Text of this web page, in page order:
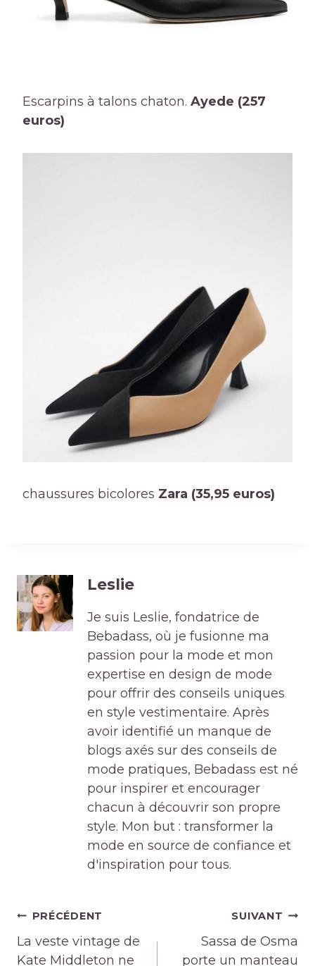
Escarpins à talons chaton. Ayede (257
euros)
chaussures bicolores Zara (35,95 euros)
Leslie
Je suis Leslie, fondatrice de
Bebadass, où je fusionne ma
passion pour la mode et mon
expertise en design de mode
pour offrir des conseils uniques
en style vestimentaire. Après
avoir identifié un manque de
blogs axés sur des conseils de
mode pratiques, Bebadass est né
pour inspirer et encourager
chacun à découvrir son propre
style. Mon but : transformer la
mode en source de confiance et
d'inspiration pour tous.
Navigation
de
l’article
PRÉCÉDENT
La veste vintage de
Kate Middleton ne
SUIVANT
Sassa de Osma
porte un manteau